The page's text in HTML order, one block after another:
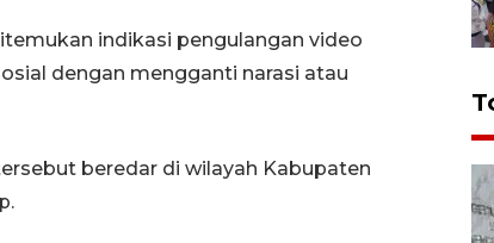
indikasi pengulangan video
dengan mengganti narasi atau
beredar di wilayah Kabupaten